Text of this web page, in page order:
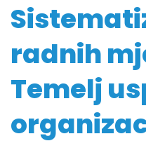
radnih
Temelj